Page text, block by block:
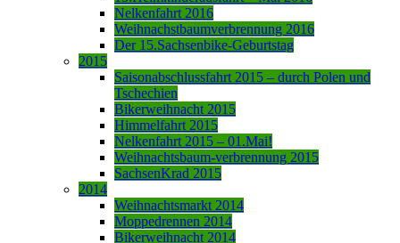
Nelkenfahrt 2016
Weihnachstbaumverbrennung 2016
Der 15.Sachsenbike-Geburtstag
2015
Saisonabschlussfahrt 2015 – durch Polen und
Tschechien
Bikerweihnacht 2015
Himmelfahrt 2015
Nelkenfahrt 2015 – 01.Mai!
Weihnachtsbaum-verbrennung 2015
SachsenKrad 2015
2014
Weihnachtsmarkt 2014
Moppedrennen 2014
Bikerweihnacht 2014